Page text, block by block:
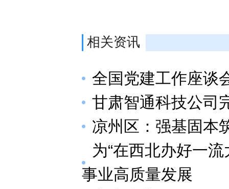
相关资讯
全国党建工作座谈
甘肃智通科技公司
凉州区：强基固本
为“在西北办好一
事业高质量发展